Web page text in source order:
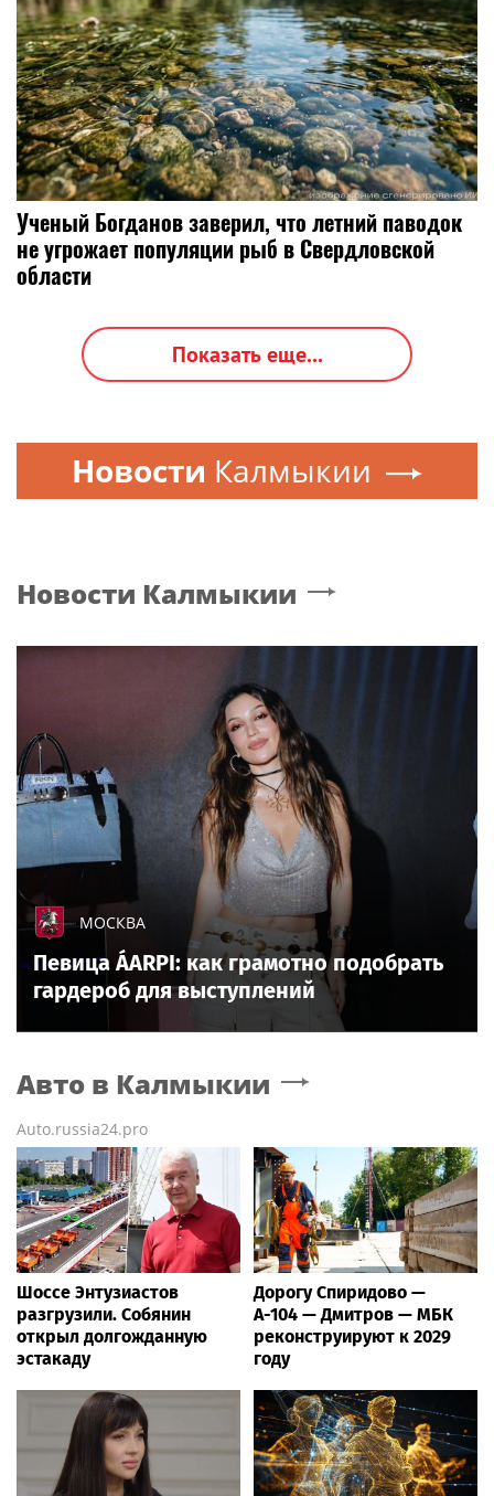
Ученый Богданов заверил, что летний паводок
не угрожает популяции рыб в Свердловской
области
Показать еще...
Новости Калмыкии
Новости Калмыкии
МОСКВА
Певица ÁARPI: как грамотно подобрать
гардероб для выступлений
Авто в Калмыкии
Auto.russia24.pro
Шоссе Энтузиастов
разгрузили. Собянин
открыл долгожданную
эстакаду
Дорогу Спиридово —
А-104 — Дмитров — МБК
реконструируют к 2029
году